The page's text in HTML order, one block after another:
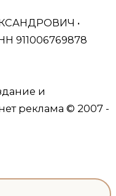
•
911006769878
и
реклама © 2007 -